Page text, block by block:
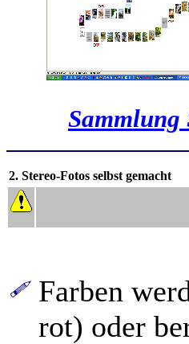
Sammlung
2. Stereo-Fotos selbst gemacht
Farben
rot) oder